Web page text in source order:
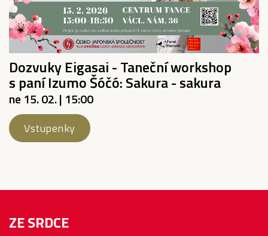
Dozvuky Eigasai - Taneční workshop
s paní Izumo Šóčó: Sakura - sakura
ne 15. 02. | 15:00
Vstupenky
ZE SRDCE